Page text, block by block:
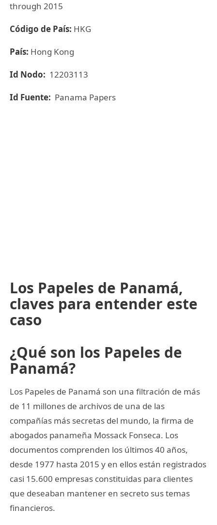
through 2015
Código de País: HKG
País: Hong Kong
Id Nodo: 12203113
Id Fuente: Panama Papers
Los Papeles de Panamá,
claves para entender este
caso
¿Qué son los Papeles de
Panamá?
Los Papeles de Panamá son una filtración de más
de 11 millones de archivos de una de las
compañías más secretas del mundo, la firma de
abogados panameña Mossack Fonseca. Los
documentos comprenden los últimos 40 años,
desde 1977 hasta 2015 y en ellos están registrados
casi 15.600 empresas constituidas para clientes
que deseaban mantener en secreto sus temas
financieros.